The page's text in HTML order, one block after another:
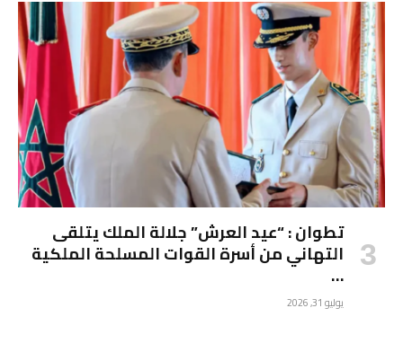
تطوان : “عيد العرش” جلالة الملك يتلقى
التهاني من أسرة القوات المسلحة الملكية
…
يوليو 31, 2026